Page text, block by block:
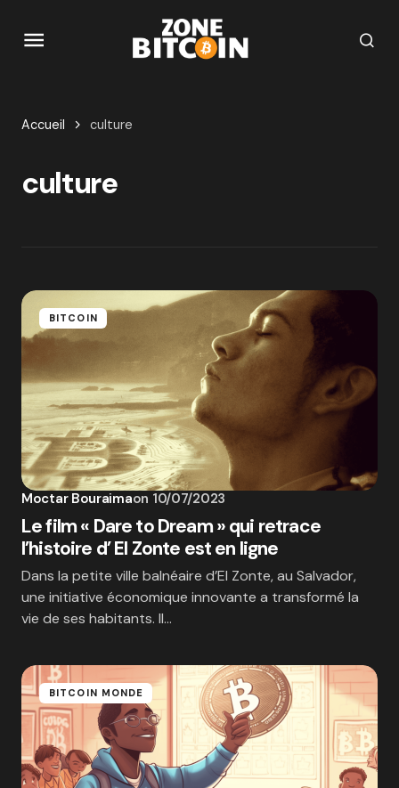
Accueil culture
culture
BITCOIN
Moctar Bouraimaon 10/07/2023
Le film « Dare to Dream » qui retrace
l’histoire d’ El Zonte est en ligne
Dans la petite ville balnéaire d’El Zonte, au Salvador,
une initiative économique innovante a transformé la
vie de ses habitants. Il…
BITCOIN MONDE